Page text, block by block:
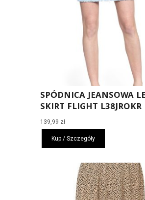
SPÓDNICA JEANSOWA
SKIRT FLIGHT L38JROKR
139,99 zł
Kup / Szczegóły